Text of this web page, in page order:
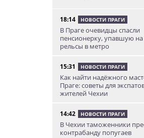
18:14 НОВОСТИ ПРАГИ
В Праге очевидцы спасли
пенсионерку, упавшую на
рельсы в метро
15:31 НОВОСТИ ПРАГИ
Как найти надёжного
Праге: советы для
жителей Чехии
14:42 НОВОСТИ ПРАГИ
В Чехии таможенники
контрабанду попугаев